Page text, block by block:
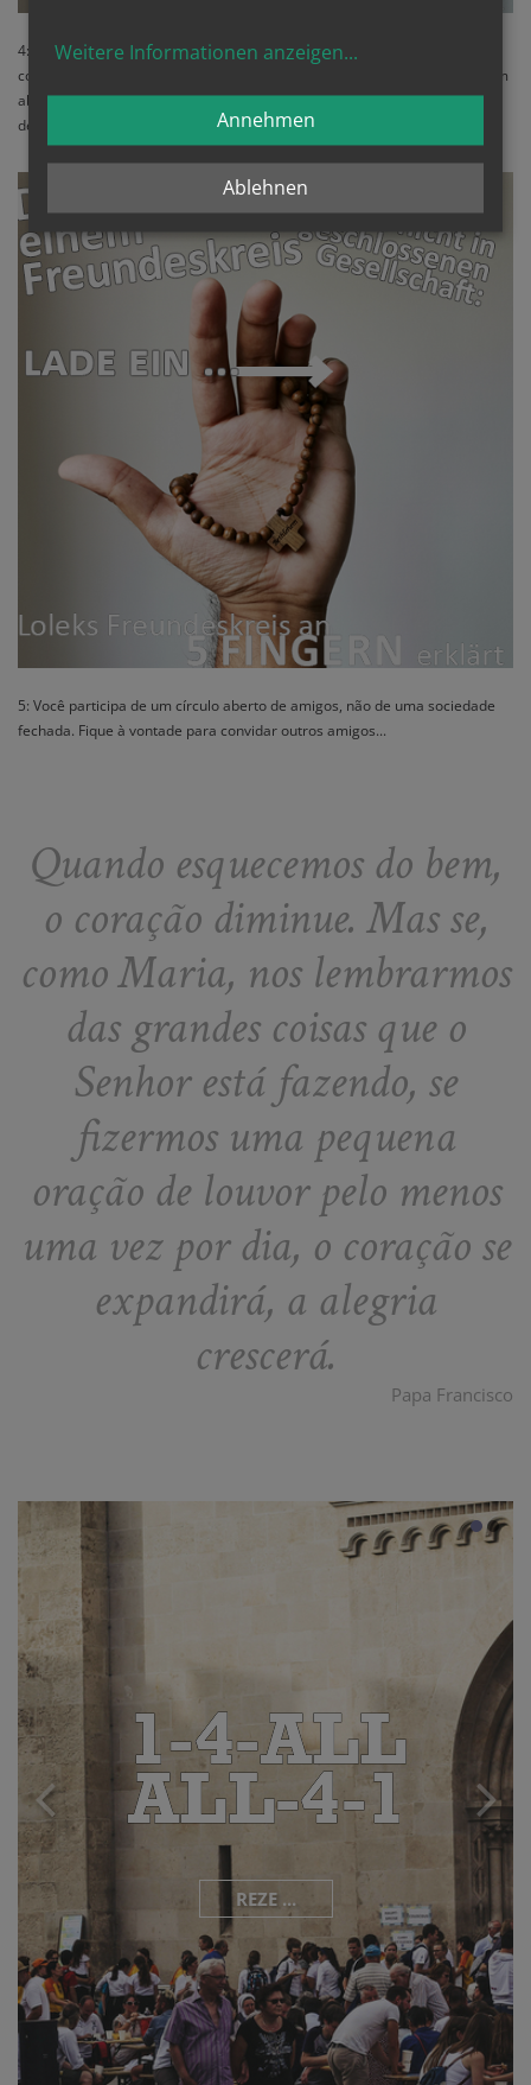
4: Ore & faça o bem (em qualquer parte deste mundo) - por ex.
colaborando com a MISSIO em construir igrejas cujas portas permaneçam
abertas na África – a partir de 1€ ou mais, ou até muito mais... (veja os
detalhes abaixo
5: Você participa de um círculo aberto de amigos, não de uma sociedade
fechada. Fique à vontade para convidar outros amigos...
Quando esquecemos do bem,
o coração diminue. Mas se,
como Maria, nos lembrarmos
das grandes coisas que o
Senhor está fazendo, se
fizermos uma pequena
oração de louvor pelo menos
uma vez por dia, o coração se
expandirá, a alegria
crescerá.
Papa Francisco
REZE ...
Weitere Informationen anzeigen...
Ablehnen
Annehmen